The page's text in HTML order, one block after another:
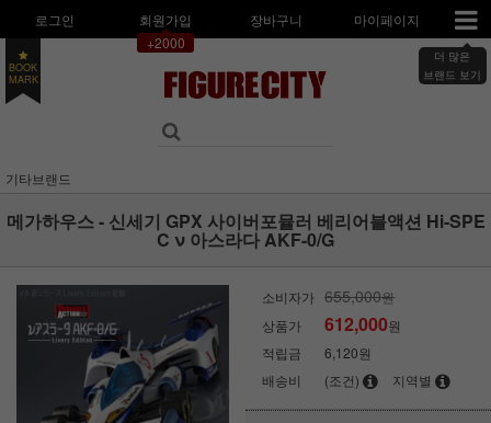
로그인
회원가입
+2000
장바구니 마이페이지
더 많은
브랜드 보기
BOOK
MARK
기타브랜드
메가하우스 - 신세기 GPX 사이버포뮬러 베리어블액션 Hi-SPE
C ν 아스라다 AKF-0/G
소비자가 655,000원
상품가
612,000원
적립금
6,120원
배송비
(조건) 지역별